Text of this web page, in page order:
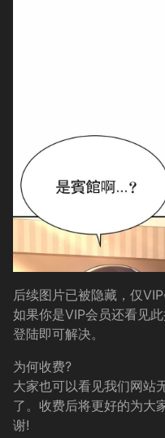
后续图片已被隐藏，仅VIP
如果你是VIP会员还看见
登陆即可解决。
为何收费?
大家也可以看见我们网站
了。收费后将更好的为大
谢!